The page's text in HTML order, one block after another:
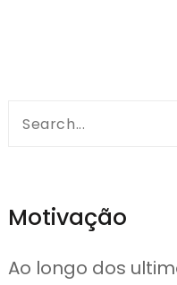
Search
Motivação
Ao longo dos